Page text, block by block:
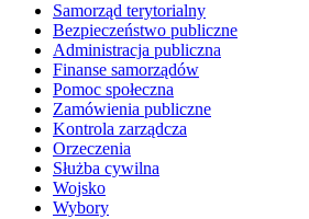
Samorząd terytorialny
Bezpieczeństwo publiczne
Administracja publiczna
Finanse samorządów
Pomoc społeczna
Zamówienia publiczne
Kontrola zarządcza
Orzeczenia
Służba cywilna
Wojsko
Wybory